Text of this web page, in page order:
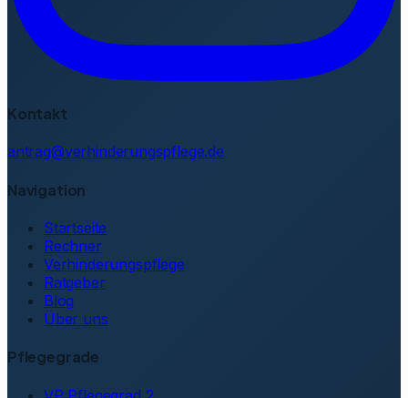
Kontakt
antrag@verhinderungspflege.de
Navigation
Startseite
Rechner
Verhinderungspflege
Ratgeber
Blog
Über uns
Pflegegrade